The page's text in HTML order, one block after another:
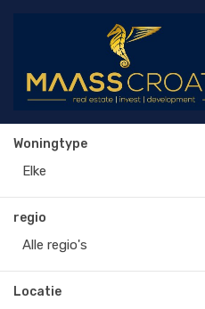
Woningtype
Elke
regio
Alle regio's
Locatie